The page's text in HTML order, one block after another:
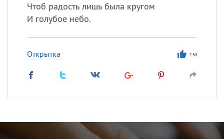
Чтоб радость лишь была кругом
И голубое небо.
Открытка 130